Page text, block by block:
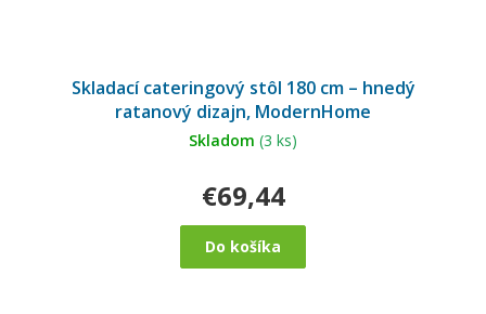
Skladací cateringový stôl 180 cm – hnedý
ratanový dizajn, ModernHome
Skladom (3 ks)
€69,44
Do košíka